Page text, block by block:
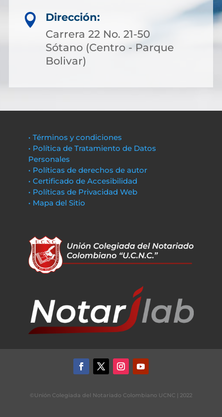

Dirección:
Carrera 22 No. 21-50
Sótano (Centro - Parque
Bolivar)
• Términos y condiciones
• Política de Tratamiento de Datos
Personales
• Políticas de derechos de autor
• Certificado de Accesibilidad
• Políticas de Privacidad Web
• Mapa del Sitio
©Unión Colegiada del Notariado Colombiano UCNC | 2022